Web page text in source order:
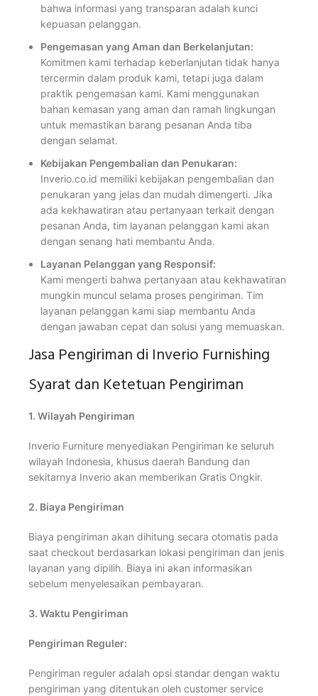
bahwa informasi yang transparan adalah kunci
kepuasan pelanggan.
Pengemasan yang Aman dan Berkelanjutan:
Komitmen kami terhadap keberlanjutan tidak hanya
tercermin dalam produk kami, tetapi juga dalam
praktik pengemasan kami. Kami menggunakan
bahan kemasan yang aman dan ramah lingkungan
untuk memastikan barang pesanan Anda tiba
dengan selamat.
Kebijakan Pengembalian dan Penukaran:
Inverio.co.id memiliki kebijakan pengembalian dan
penukaran yang jelas dan mudah dimengerti. Jika
ada kekhawatiran atau pertanyaan terkait dengan
pesanan Anda, tim layanan pelanggan kami akan
dengan senang hati membantu Anda.
Layanan Pelanggan yang Responsif:
Kami mengerti bahwa pertanyaan atau kekhawatiran
mungkin muncul selama proses pengiriman. Tim
layanan pelanggan kami siap membantu Anda
dengan jawaban cepat dan solusi yang memuaskan.
Jasa Pengiriman di Inverio Furnishing
Syarat dan Ketetuan Pengiriman
1. Wilayah Pengiriman
Inverio Furniture menyediakan Pengiriman ke seluruh
wilayah Indonesia, khusus daerah Bandung dan
sekitarnya Inverio akan memberikan Gratis Ongkir.
2. Biaya Pengiriman
Biaya pengiriman akan dihitung secara otomatis pada
saat checkout berdasarkan lokasi pengiriman dan jenis
layanan yang dipilih. Biaya ini akan informasikan
sebelum menyelesaikan pembayaran.
3. Waktu Pengiriman
Pengiriman Reguler:
Pengiriman reguler adalah opsi standar dengan waktu
pengiriman yang ditentukan oleh customer service